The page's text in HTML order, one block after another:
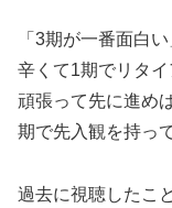
「3期が一番面白
辛くて1期でリタイ
頑張って先に進め
期で先入観を持っ
過去に視聴したこ